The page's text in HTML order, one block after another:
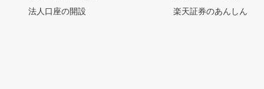
法人口座の開設
楽天証券のあんしん